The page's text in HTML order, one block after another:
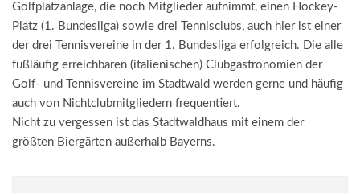
Golfplatzanlage, die noch Mitglieder aufnimmt, einen Hockey-
Platz (1. Bundesliga) sowie drei Tennisclubs, auch hier ist einer
der drei Tennisvereine in der 1. Bundesliga erfolgreich. Die alle
fußläufig erreichbaren (italienischen) Clubgastronomien der
Golf- und Tennisvereine im Stadtwald werden gerne und häufig
auch von Nichtclubmitgliedern frequentiert.
Nicht zu vergessen ist das Stadtwaldhaus mit einem der
größten Biergärten außerhalb Bayerns.